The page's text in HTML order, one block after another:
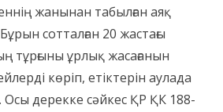
жанынан табылған аяқ
сотталған 20 жастағы
тұрғыны ұрлық жасағанын
көріп, етіктерін аулада
дерекке сәйкес ҚР ҚК 188-